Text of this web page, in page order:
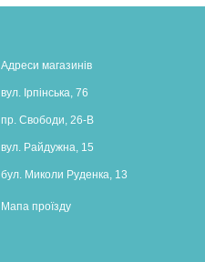
Адреси магазинів
вул. Ірпінська, 76
пр. Свободи, 26-В
вул. Райдужна, 15
бул. Миколи Руденка, 13
Мапа проїзду